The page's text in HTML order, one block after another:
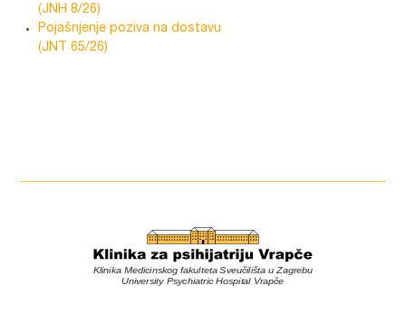
(JNH 8/26)
Pojašnjenje poziva na dostavu
(JNT 65/26)